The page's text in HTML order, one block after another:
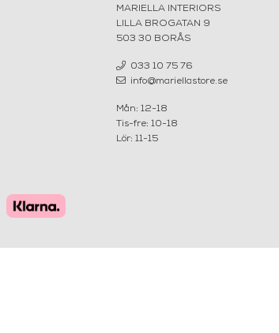
MARIELLA INTERIORS
LILLA BROGATAN 9
503 30 BORÅS
033 10 75 76
info@mariellastore.se
Mån: 12-18
Tis-fre: 10-18
Lör: 11-15